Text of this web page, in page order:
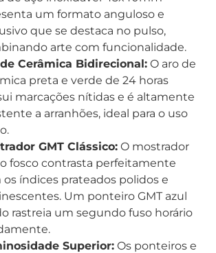
um formato anguloso e
que se destaca no pulso,
arte com funcionalidade.
Cerâmica Bidirecional: O aro de
preta e verde de 24 horas
marcações nítidas e é altamente
a arranhões, ideal para o uso
GMT Clássico: O mostrador
fosco contrasta perfeitamente
os índices prateados polidos e
Um ponteiro GMT azul
rastreia um segundo fuso horário
Superior: Os ponteiros e